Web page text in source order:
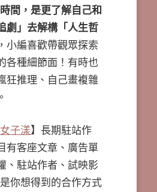
間，是更了解自己和
劇」去解構「人生哲
，小編喜歡帶觀眾探索
各種細節面！有時也
狂推理、自己畫複雜
女子漾】長期駐站作
有客座文章、廣告單
、駐站作者、試映影
你想得到的合作方式